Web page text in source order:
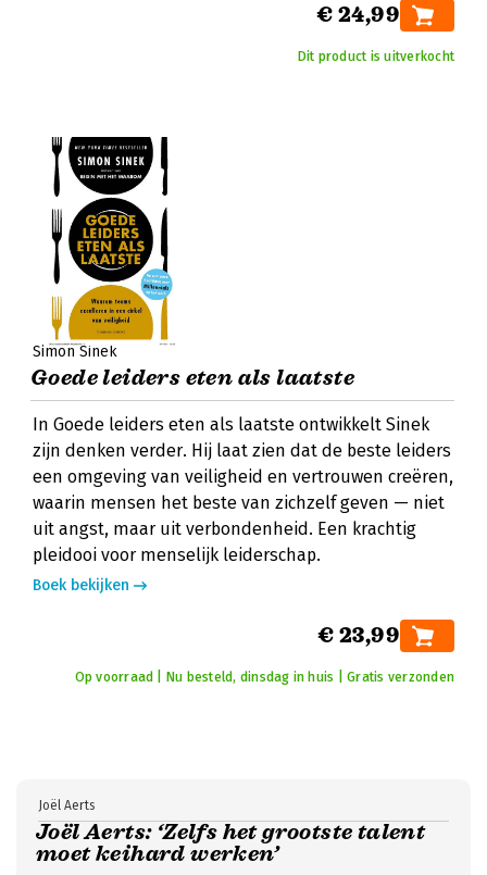
€ 24,99
Dit product is uitverkocht
Simon Sinek
Goede leiders eten als laatste
In Goede leiders eten als laatste ontwikkelt Sinek
zijn denken verder. Hij laat zien dat de beste leiders
een omgeving van veiligheid en vertrouwen creëren,
waarin mensen het beste van zichzelf geven — niet
uit angst, maar uit verbondenheid. Een krachtig
pleidooi voor menselijk leiderschap.
Boek bekijken
€ 23,99
Op voorraad | Nu besteld, dinsdag in huis | Gratis verzonden
Joël Aerts: ‘Zelfs het grootste talent
moet keihard werken’
Joël Aerts